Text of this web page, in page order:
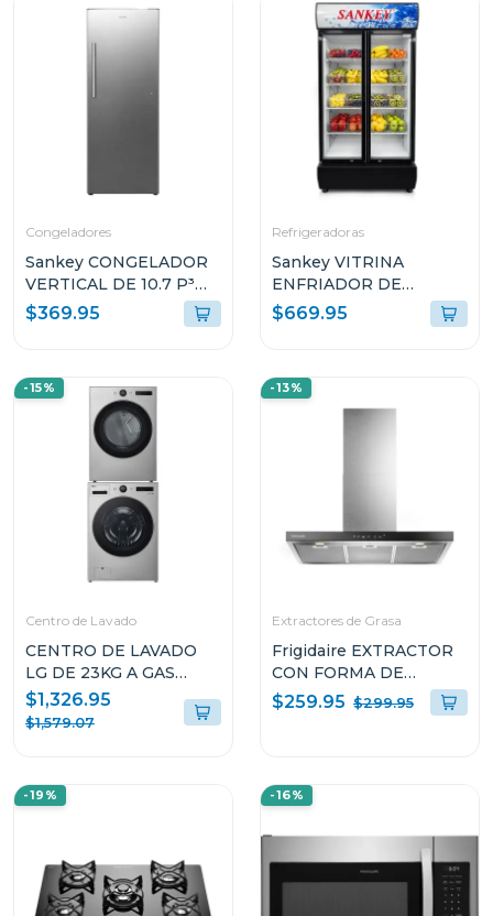
Congeladores
Sankey CONGELADOR
VERTICAL DE 10.7 P³
RFC1301
$369.95
Refrigeradoras
Sankey VITRINA
ENFRIADOR DE
20CUFT RFD20N
$669.95
-15%
Centro de Lavado
CENTRO DE LAVADO
LG DE 23KG A GAS
COLOR GRIS
WM23VFXS6/DF74VFXS6B
$1,326.95
$1,579.07
-13%
Extractores de Grasa
Frigidaire EXTRACTOR
CON FORMA DE
CAMPANA DE 36" PARA
PARED L904EXI
$259.95 $299.95
-19% -16%